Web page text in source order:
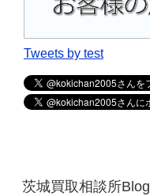
Tweets by test
茨城買取相談所Blog